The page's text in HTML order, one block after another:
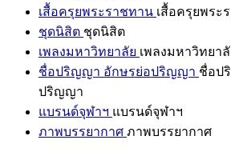
เสื้อครุยพระราชทาน เสื้อครุยพระ
ชุดนิสิต ชุดนิสิต
เพลงมหาวิทยาลัย เพลงมหาวิทยา
ชื่อปริญญา อักษรย่อปริญญา ชื่อป
ปริญญา
แบรนด์จุฬาฯ แบรนด์จุฬาฯ
ภาพบรรยากาศ ภาพบรรยากาศ